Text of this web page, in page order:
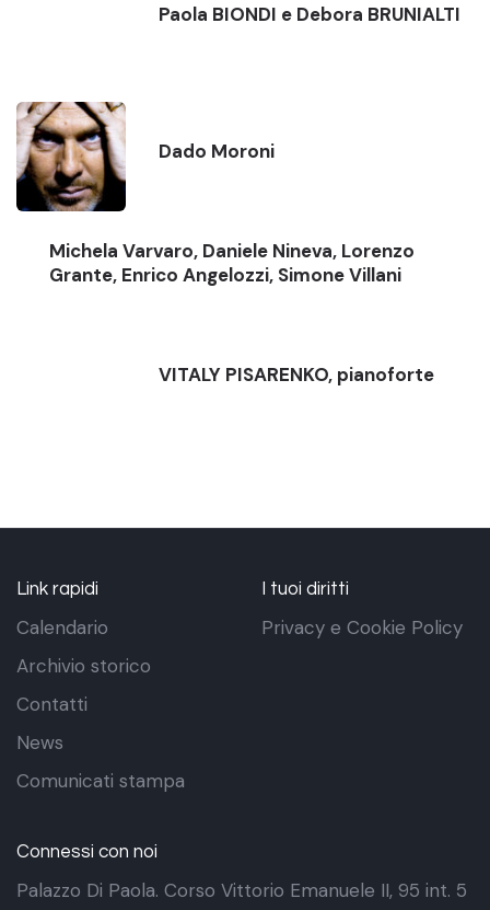
Paola BIONDI e Debora BRUNIALTI
Dado Moroni
Michela Varvaro, Daniele Nineva, Lorenzo
Grante, Enrico Angelozzi, Simone Villani
VITALY PISARENKO, pianoforte
Link rapidi
Calendario
Archivio storico
Contatti
News
Comunicati stampa
I tuoi diritti
Privacy e Cookie Policy
Connessi con noi
Palazzo Di Paola. Corso Vittorio Emanuele II, 95 int. 5